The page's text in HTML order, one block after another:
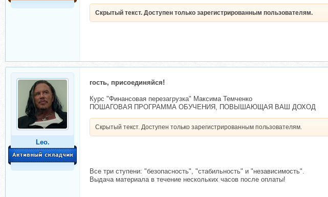
Скрытый текст. Доступен только зарегистрированным пользователям.
Leo.
гость, присоединяйся!
Курс "Финансовая перезагрузка" Максима Темченко
ПОШАГОВАЯ ПРОГРАММА ОБУЧЕНИЯ, ПОВЫШАЮЩАЯ ВАШ ДОХОД
Скрытый текст. Доступен только зарегистрированным пользователям.
Все три ступени: "безопасность", "стабильность" и "независимость".
Выдача материала в течение нескольких часов после оплаты!